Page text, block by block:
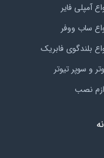
آمپلی فایر
ساب ووفر
بلندگوی فابریک
و سوپر تیوتر
نصب